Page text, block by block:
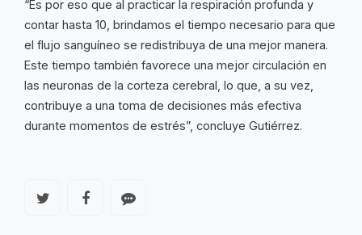
“Es por eso que al practicar la respiración profunda y
contar hasta 10, brindamos el tiempo necesario para que
el flujo sanguíneo se redistribuya de una mejor manera.
Este tiempo también favorece una mejor circulación en
las neuronas de la corteza cerebral, lo que, a su vez,
contribuye a una toma de decisiones más efectiva
durante momentos de estrés”, concluye Gutiérrez.